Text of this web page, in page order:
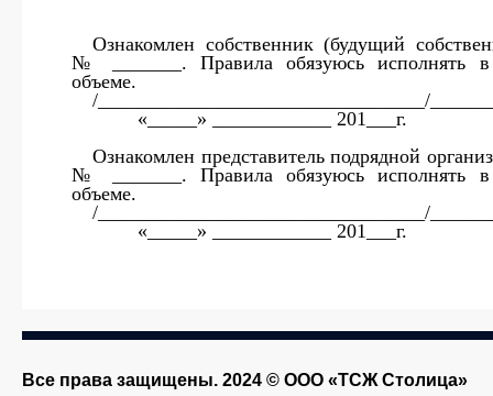
Ознакомлен собственник (будущий
№ _______. Правила обязуюсь исполнять
объеме.
/_________________________________/
«_____» ____________ 201___г.
Ознакомлен представитель подрядной
№ _______. Правила обязуюсь исполнять
объеме.
/_________________________________/
«_____» ____________ 201___г.
Все права защищены. 2024 © ООО «ТСЖ Столица»